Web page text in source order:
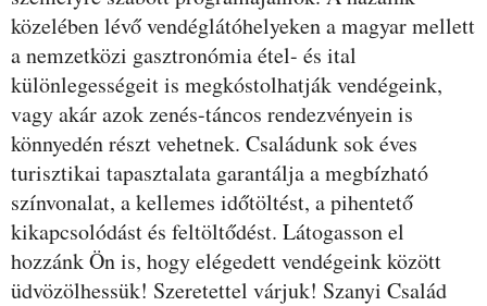
közelében lévő vendéglátóhelyeken a magyar mellett
a nemzetközi gasztronómia étel- és ital
különlegességeit is megkóstolhatják vendégeink,
vagy akár azok zenés-táncos rendezvényein is
könnyedén részt vehetnek. Családunk sok éves
turisztikai tapasztalata garantálja a megbízható
színvonalat, a kellemes időtöltést, a pihentető
kikapcsolódást és feltöltődést. Látogasson el
hozzánk Ön is, hogy elégedett vendégeink között
üdvözölhessük! Szeretettel várjuk! Szanyi Család